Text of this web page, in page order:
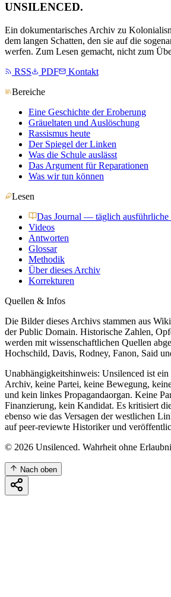
UNSILENCED.
Ein dokumentarisches Archiv zu
dem langen Schatten, den sie auf die
werfen. Zum Lesen gemacht, nicht zum
RSS
PDF
Kontakt
Bereiche
Eine Geschichte der Eroberung
Gräueltaten und Auslöschung
Rassismus heute
Der Spiegel der Linken
Was die Schule auslässt
Das Argument für Reparationen
Was wir tun können
Lesen
Das Journal — täglich ausführliche
Videos
Antworten
Glossar
Methodik
Über dieses Archiv
Korrekturen
Quellen & Infos
Die Bilder dieses Archivs stammen aus
der Public Domain. Historische Zahlen,
werden mit wissenschaftlichen Quellen
Hochschild, Davis, Rodney, Fanon, Said
Unabhängigkeitshinweis: Unsilenced ist ein
Archiv, keine Partei, keine Bewegung,
und kein linkes Propagandaorgan. Keine
Finanzierung, kein Kandidat. Es kritisiert
ebenso wie das Versagen der westlichen
auf peer-reviewte Historiker und
© 2026 Unsilenced. Wahrheit ohne
Nach oben